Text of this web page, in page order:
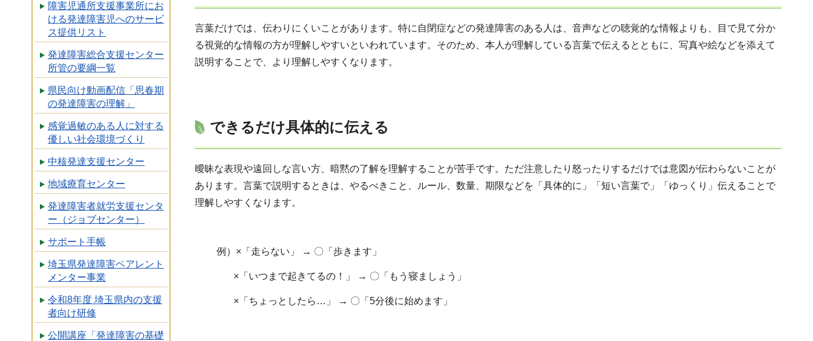
障害児通所支援事業所にお
ける発達障害児へのサービ
ス提供リスト
発達障害総合支援センター
所管の要綱一覧
県民向け動画配信「思春期
の発達障害の理解」
感覚過敏のある人に対する
優しい社会環境づくり
中核発達支援センター
地域療育センター
発達障害者就労支援センタ
ー（ジョブセンター）
サポート手帳
埼玉県発達障害ペアレント
メンター事業
令和8年度 埼玉県内の支援
者向け研修
公開講座「発達障害の基礎
言葉だけでは、伝わりにくいことがあります。特に自閉症などの発達障害のある人は、音声などの聴覚的な情報よりも、目で見て分か
る視覚的な情報の方が理解しやすいといわれています。そのため、本人が理解している言葉で伝えるとともに、写真や絵などを添えて
説明することで、より理解しやすくなります。
できるだけ具体的に伝える
曖昧な表現や遠回しな言い方、暗黙の了解を理解することが苦手です。ただ注意したり怒ったりするだけでは意図が伝わらないことが
あります。言葉で説明するときは、やるべきこと、ルール、数量、期限などを「具体的に」「短い言葉で」「ゆっくり」伝えることで
理解しやすくなります。
例）×「走らない」 → 〇「歩きます」
×「いつまで起きてるの！」 → 〇「もう寝ましょう」
×「ちょっとしたら…」 → 〇「5分後に始めます」